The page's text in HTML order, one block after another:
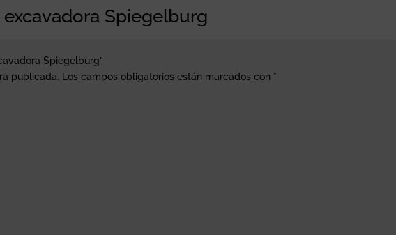
Spiegelburg
Spiegelburg”
publicada. Los campos obligatorios están marcados con *